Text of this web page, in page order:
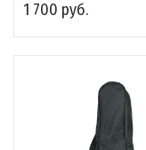
1 700 руб.